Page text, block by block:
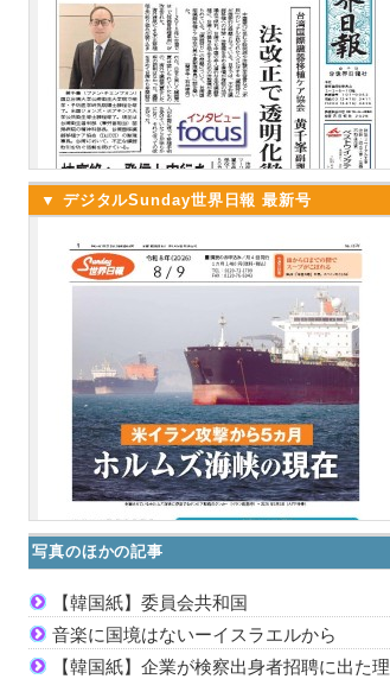
▼ デジタルSunday世界日報 最新号
写真のほかの記事
【韓国紙】委員会共和国
音楽に国境はないーイスラエルから
【韓国紙】企業が検察出身者招聘に出た理